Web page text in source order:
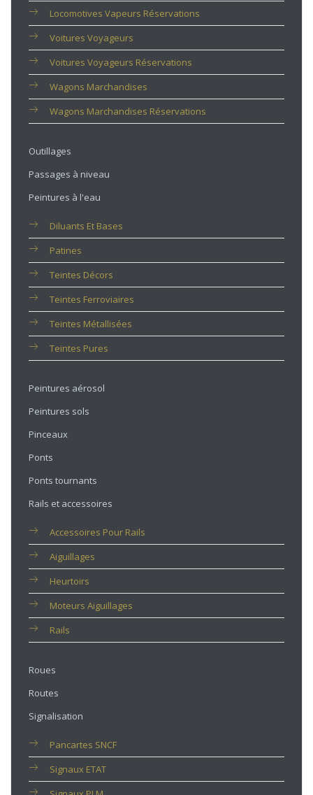
Locomotives Vapeurs Réservations
Voitures Voyageurs
Voitures Voyageurs Réservations
Wagons Marchandises
Wagons Marchandises Réservations
Outillages
Passages à niveau
Peintures à l'eau
Diluants Et Bases
Patines
Teintes Décors
Teintes Ferroviaires
Teintes Métallisées
Teintes Pures
Peintures aérosol
Peintures sols
Pinceaux
Ponts
Ponts tournants
Rails et accessoires
Accessoires Pour Rails
Aiguillages
Heurtoirs
Moteurs Aiguillages
Rails
Roues
Routes
Signalisation
Pancartes SNCF
Signaux ETAT